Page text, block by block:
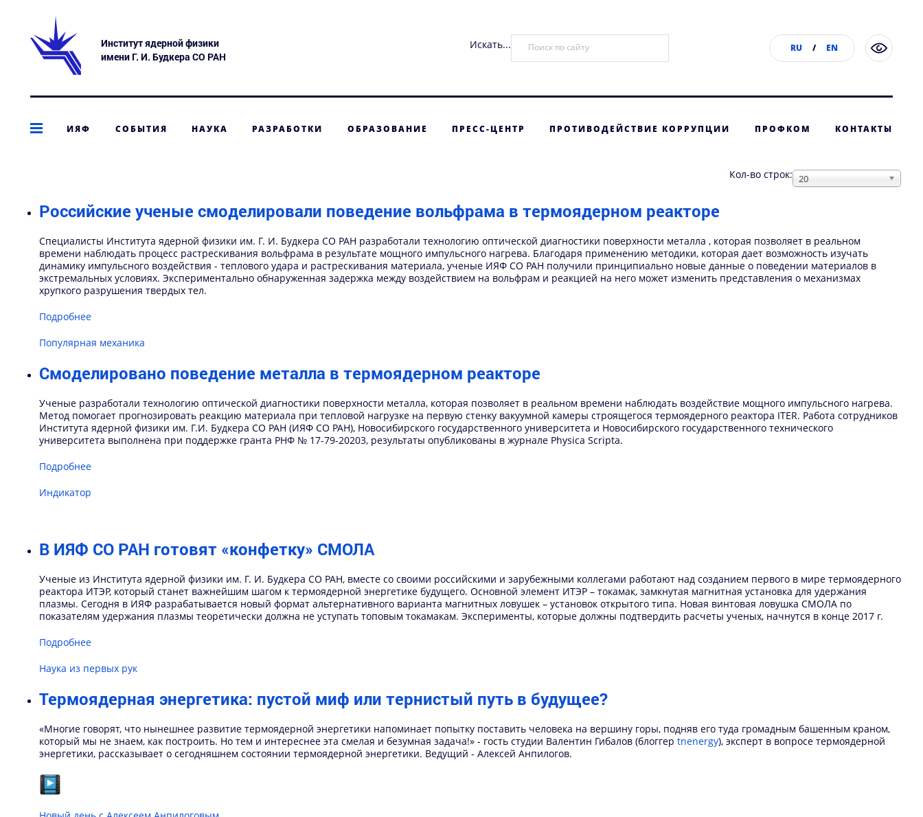
Институт ядерной физики
имени Г. И. Будкера СО РАН
RU / EN
Искать...
ИЯФ СОБЫТИЯ НАУКА РАЗРАБОТКИ ОБРАЗОВАНИЕ ПРЕСС-ЦЕНТР ПРОТИВОДЕЙСТВИЕ КОРРУПЦИИ ПРОФКОМ КОНТАКТЫ
Кол-во строк: 20
Российские ученые смоделировали поведение вольфрама в термоядерном реакторе
Специалисты Института ядерной физики им. Г. И. Будкера СО РАН разработали технологию оптической диагностики поверхности металла , которая позволяет в реальном
времени наблюдать процесс растрескивания вольфрама в результате мощного импульсного нагрева. Благодаря применению методики, которая дает возможность изучать
динамику импульсного воздействия - теплового удара и растрескивания материала, ученые ИЯФ СО РАН получили принципиально новые данные о поведении материалов в
экстремальных условиях. Экспериментально обнаруженная задержка между воздействием на вольфрам и реакцией на него может изменить представления о механизмах
хрупкого разрушения твердых тел.
Подробнее
Популярная механика
Смоделировано поведение металла в термоядерном реакторе
Ученые разработали технологию оптической диагностики поверхности металла, которая позволяет в реальном времени наблюдать воздействие мощного импульсного нагрева.
Метод помогает прогнозировать реакцию материала при тепловой нагрузке на первую стенку вакуумной камеры строящегося термоядерного реактора ITER. Работа сотрудников
Института ядерной физики им. Г.И. Будкера СО РАН (ИЯФ СО РАН), Новосибирского государственного университета и Новосибирского государственного технического
университета выполнена при поддержке гранта РНФ № 17-79-20203, результаты опубликованы в журнале Physica Scripta.
Подробнее
Индикатор
В ИЯФ СО РАН готовят «конфетку» СМОЛА
Ученые из Института ядерной физики им. Г. И. Будкера СО РАН, вместе со своими российскими и зарубежными коллегами работают над созданием первого в мире термоядерного
реактора ИТЭР, который станет важнейшим шагом к термоядерной энергетике будущего. Основной элемент ИТЭР – токамак, замкнутая магнитная установка для удержания
плазмы. Сегодня в ИЯФ разрабатывается новый формат альтернативного варианта магнитных ловушек – установок открытого типа. Новая винтовая ловушка СМОЛА по
показателям удержания плазмы теоретически должна не уступать топовым токамакам. Эксперименты, которые должны подтвердить расчеты ученых, начнутся в конце 2017 г.
Подробнее
Наука из первых рук
Термоядерная энергетика: пустой миф или тернистый путь в будущее?
«Многие говорят, что нынешнее развитие термоядерной энергетики напоминает попытку поставить человека на вершину горы, подняв его туда громадным башенным краном,
который мы не знаем, как построить. Но тем и интереснее эта смелая и безумная задача!» - гость студии Валентин Гибалов (блоггер tnenergy), эксперт в вопросе термоядерной
энергетики, рассказывает о сегодняшнем состоянии термоядерной энергетики. Ведущий - Алексей Анпилогов.